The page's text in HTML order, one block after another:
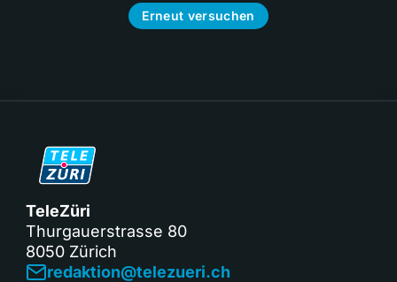
Erneut versuchen
TeleZüri
Thurgauerstrasse 80
8050 Zürich
redaktion@telezueri.ch